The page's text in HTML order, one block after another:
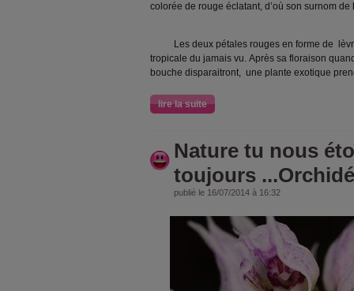
colorée de rouge éclatant, d’où son surnom
Les deux pétales rouges en forme de
tropicale du jamais vu. Après sa floraison
bouche disparaitront, une plante exotique
lire la suite
Nature tu nous
toujours
publié le 16/07/2014 à 16:32